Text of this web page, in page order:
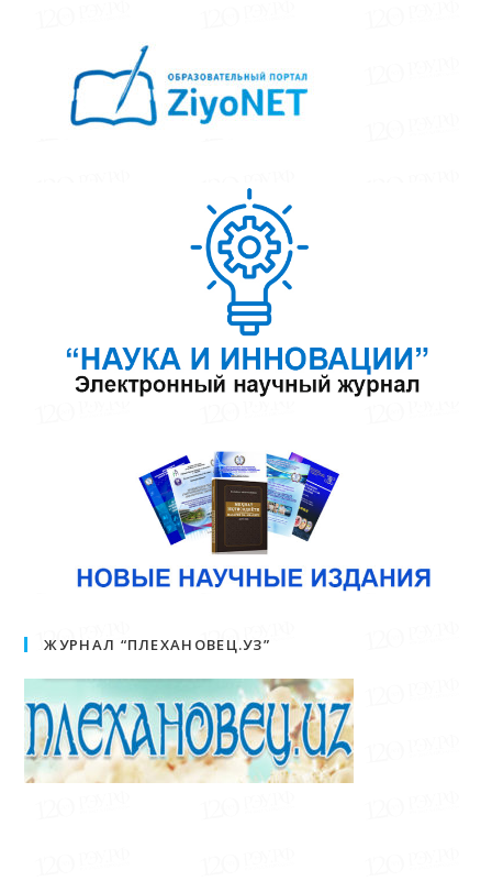
ЖУРНАЛ “ПЛЕХАНОВЕЦ.УЗ”